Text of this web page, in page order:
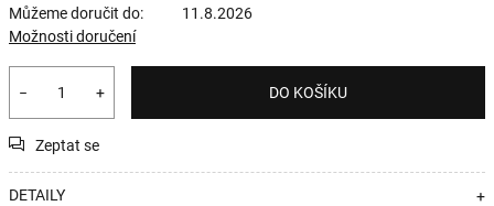
Můžeme doručit do:
11.8.2026
Možnosti doručení
+
− DO KOŠÍKU
Zeptat se
DETAILY +